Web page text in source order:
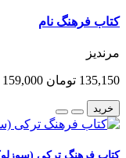
کتاب فرهنگ نام
مرندیز
135,150 تومان 159,000 تومان
خرید
کتاب فرهنگ ترکی